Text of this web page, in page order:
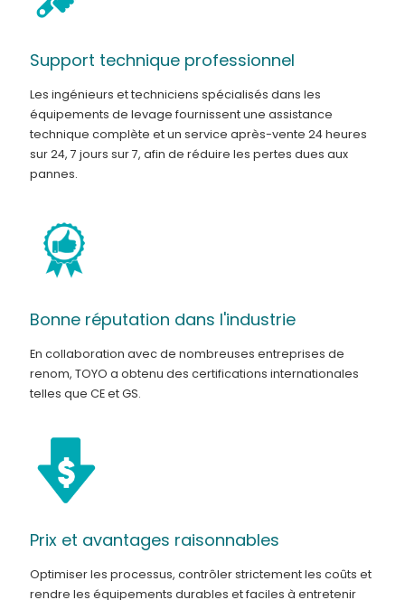
Support technique professionnel
Les ingénieurs et techniciens spécialisés dans les
équipements de levage fournissent une assistance
technique complète et un service après-vente 24 heures
sur 24, 7 jours sur 7, afin de réduire les pertes dues aux
pannes.
Bonne réputation dans l'industrie
En collaboration avec de nombreuses entreprises de
renom, TOYO a obtenu des certifications internationales
telles que CE et GS.
Prix et avantages raisonnables
Optimiser les processus, contrôler strictement les coûts et
rendre les équipements durables et faciles à entretenir